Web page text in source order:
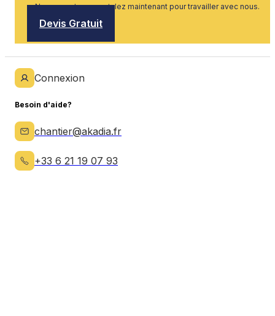
Nous recrutons, postulez maintenant pour travailler avec nous.
Devis Gratuit
Connexion
Besoin d'aide?
chantier@akadia.fr
+33 6 21 19 07 93